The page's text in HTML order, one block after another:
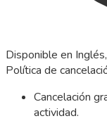
Disponible en
Política de
Cancelación
actividad.